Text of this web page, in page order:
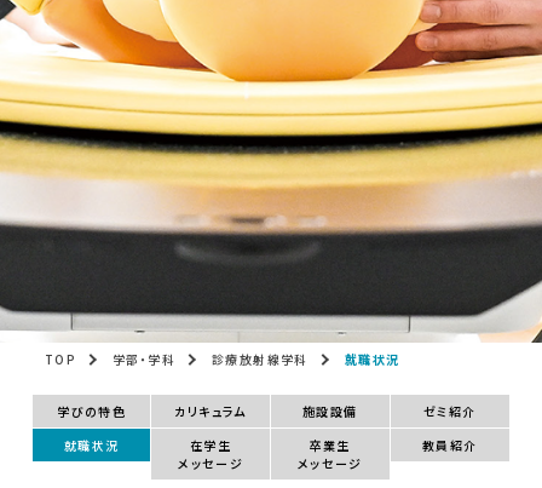
TOP 学部・学科 診療放射線学科 就職状況
学びの特色 カリキュラム 施設設備
ゼミ紹介
就職状況
在学生
メッセージ
卒業生
メッセージ
教員紹介